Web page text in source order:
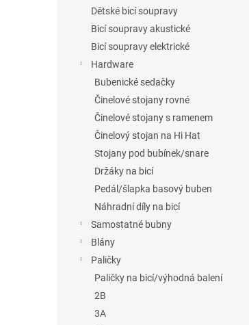
Dětské bicí soupravy
Bicí soupravy akustické
Bicí soupravy elektrické
Hardware
Bubenické sedačky
Činelové stojany rovné
Činelové stojany s ramenem
Činelový stojan na Hi Hat
Stojany pod bubínek/snare
Držáky na bicí
Pedál/šlapka basový buben
Náhradní díly na bicí
Samostatné bubny
Blány
Paličky
Paličky na bicí/výhodná balení
2B
3A